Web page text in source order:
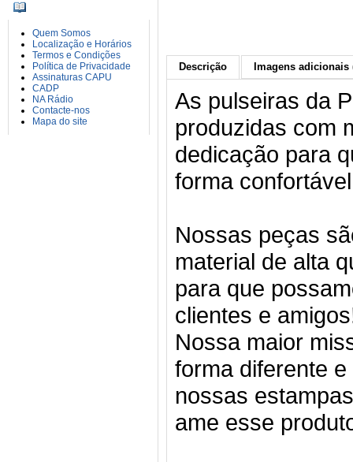
Quem Somos
Localização e Horários
Termos e Condições
Política de Privacidade
Assinaturas CAPU
CADP
NA Rádio
Contacte-nos
Mapa do site
Descrição Imagens adicionais
As pulseiras da
produzidas com
dedicação para
forma
Nossas peças
material de alta
para que
clientes e
Nossa maior
forma diferente
nossas
ame esse